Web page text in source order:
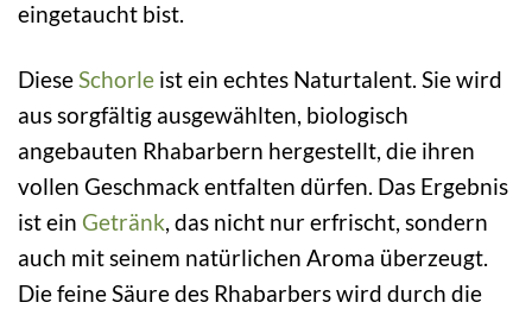
eingetaucht bist.
Diese Schorle ist ein echtes Naturtalent. Sie wird
aus sorgfältig ausgewählten, biologisch
angebauten Rhabarbern hergestellt, die ihren
vollen Geschmack entfalten dürfen. Das Ergebnis
ist ein Getränk , das nicht nur erfrischt, sondern
auch mit seinem natürlichen Aroma überzeugt.
Die feine Säure des Rhabarbers wird durch die